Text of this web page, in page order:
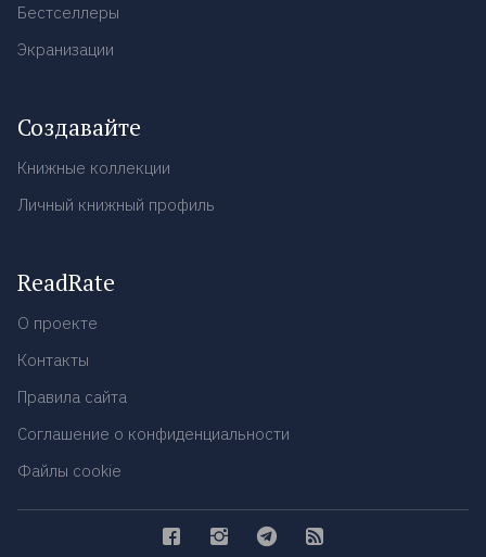
Бестселлеры
Экранизации
Создавайте
Книжные коллекции
Личный книжный профиль
ReadRate
О проекте
Контакты
Правила сайта
Соглашение о конфиденциальности
Файлы cookie